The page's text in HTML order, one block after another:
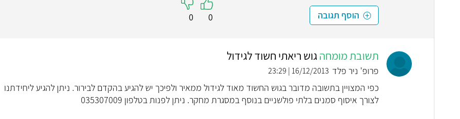
הוסף תגובה 0
0
תשובת מומחה גוש ריאתי חשוד לגידול
פרופ' ניר פלד 16/12/2013 | 23:29
כפי המצויין בתשובה מדובר בגוש החשוד מאוד לגידול ממאיר ולפיכך יש להגיע בהקדם לבירור. ניתן להגיע ליחידתנו
לצורך איסוף סמנים בלתי פולשניים בנוסף במסגרת מחקר. ניתן לפנות בטלפון 035307009